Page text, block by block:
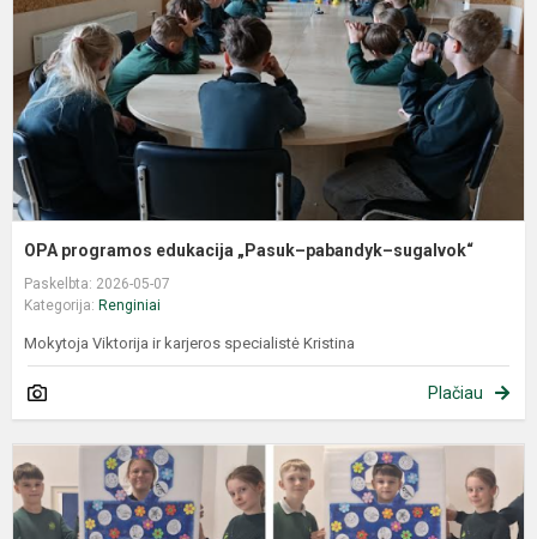
OPA programos edukacija „Pasuk–pabandyk–sugalvok“
Paskelbta: 2026-05-07
Kategorija: Renginiai
Mokytoja Viktorija ir karjeros specialistė Kristina
Plačiau